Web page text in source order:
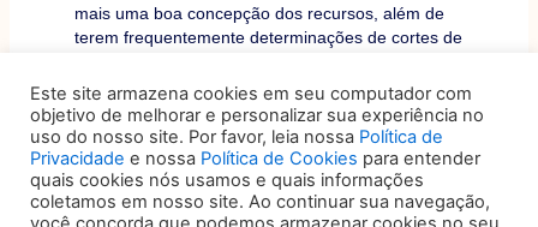
mais uma boa concepção dos recursos, além de
terem frequentemente determinações de cortes de
são forçadas a “internalizar” áreas e temas antes
terceirizados; para os quais nem sempre conseguem
apoio para formação, especialização e mesmo
recursos de forma geral.
Pontuamos ainda que tem sido frequente a
Este site armazena cookies em seu computador com
objetivo de melhorar e personalizar sua experiência no
uso do nosso site. Por favor, leia nossa Política de
Privacidade e nossa Política de Cookies para entender
quais cookies nós usamos e quais informações
coletamos em nosso site. Ao continuar sua navegação,